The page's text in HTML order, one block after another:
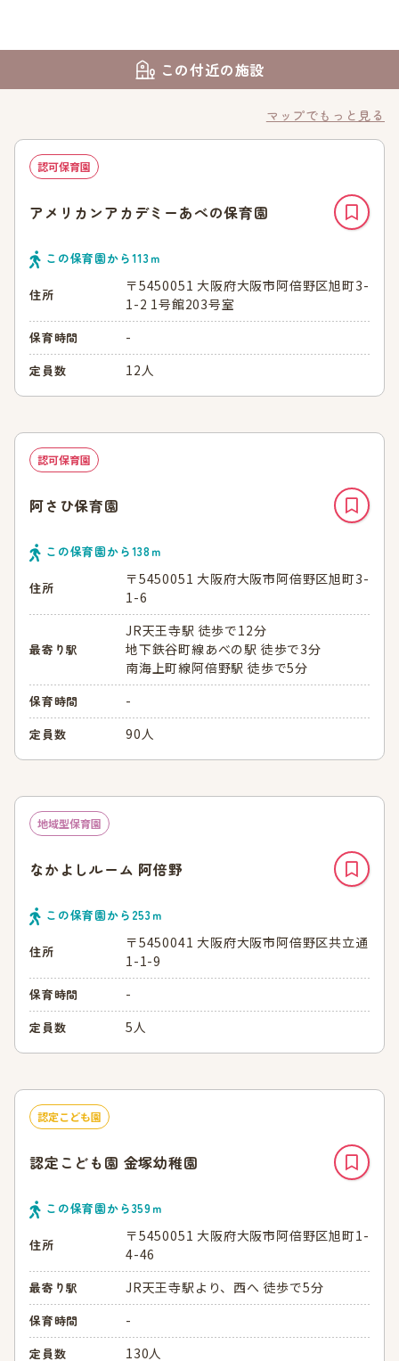
この付近の施設
マップでもっと見る
認可保育園
アメリカンアカデミーあべの保育園
この保育園から113ｍ
住所
〒5450051 大阪府大阪市阿倍野区旭町3-
1-2 1号館203号室
保育時間 -
定員数 12人
認可保育園
阿さひ保育園
この保育園から138ｍ
住所
〒5450051 大阪府大阪市阿倍野区旭町3-
1-6
最寄り駅
JR天王寺駅 徒歩で12分
地下鉄谷町線あべの駅 徒歩で3分
南海上町線阿倍野駅 徒歩で5分
保育時間 -
定員数 90人
地域型保育園
なかよしルーム 阿倍野
この保育園から 253ｍ
住所
〒5450041 大阪府大阪市阿倍野区共立通
1-1-9
保育時間 -
定員数 5人
認定こども園
認定こども園 金塚幼稚園
この保育園から359ｍ
住所
〒5450051 大阪府大阪市阿倍野区旭町1-
4-46
最寄り駅 JR天王寺駅より、西へ 徒歩で5分
保育時間 -
定員数 130人